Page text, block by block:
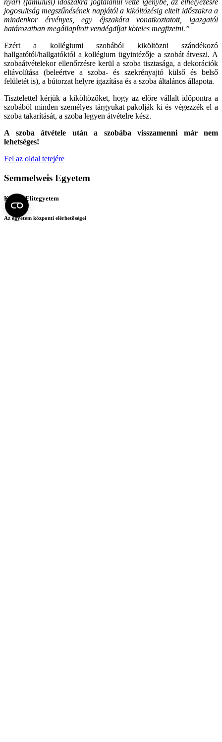
jogosultság megszűnésének napjától a kiköltözésig eltelt időszakra a
mindenkor érvényes, egy éjszakára vonatkoztatott, igazgatói
határozatban megállapított vendégdíjat köteles megfizetni.”
Ezért a kollégiumi szobából kiköltözni szándékozó
hallgatótól/hallgatóktól a kollégium ügyintézője a szobát átveszi. A
szobaátvételekor ellenőrzésre kerül a szoba tisztasága, a dekorációk
eltávolítása (beleértve a szoba- és szekrényajtó külső és belső
felületét is), a bútorzat helyre igazítása és a szoba általános állapota.
Tisztelettel kérjük a kiköltözőket, hogy az előre vállalt időpontra a
szobából minden személyes tárgyukat pakolják ki és végezzék el a
szoba takarítását, a szoba legyen átvételre kész.
A szoba átvétele után a szobába visszamenni már nem
lehetséges!
Fel az oldal tetejére
Semmelweis Egyetem
Kutató-Elitegyetem
Az egyetem központi elérhetőségei